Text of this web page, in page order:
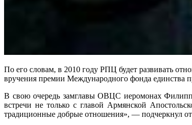
По его словам, в 2010 году РПЦ будет развивать
вручения премии Международного фонда единства
В свою очередь замглавы ОВЦС иеромонах Филипп
встречи не только с главой Армянской
традиционные добрые отношения», — подчеркнул